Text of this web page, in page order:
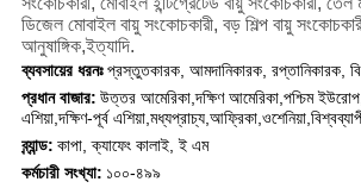
ডিজেল মোবাইল বায়ু সংকোচকারী, বড় শিল্প বায়ু
আনুষাঙ্গিক,ইত্যাদি.
ব্যবসায়ের ধরনঃপ্রস্তুতকারক, আমদানিকারক, রপ্তানিকারক,
প্রধান বাজার: উত্তর আমেরিকা,দক্ষিণ আমেরিকা,পশ্চিম
এশিয়া,দক্ষিণ-পূর্ব
ব্র্যান্ড: কাপা, ক্যাফেং কালাই, ই এম
কর্মচারী সংখ্যা: ১০০-৪৯৯